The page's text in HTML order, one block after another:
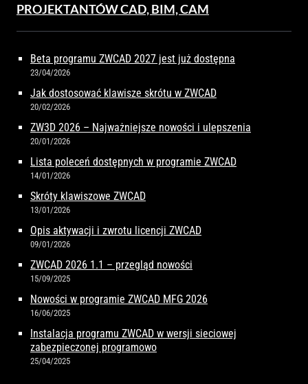
PROJEKTANTÓW CAD, BIM, CAM
Beta programu ZWCAD 2027 jest już dostępna
23/04/2026
Jak dostosować klawisze skrótu w ZWCAD
20/02/2026
ZW3D 2026 – Najważniejsze nowości i ulepszenia
20/01/2026
Lista poleceń dostępnych w programie ZWCAD
14/01/2026
Skróty klawiszowe ZWCAD
13/01/2026
Opis aktywacji i zwrotu licencji ZWCAD
09/01/2026
ZWCAD 2026 1.1 – przegląd nowości
15/09/2025
Nowości w programie ZWCAD MFG 2026
16/06/2025
Instalacja programu ZWCAD w wersji sieciowej
zabezpieczonej programowo
25/04/2025